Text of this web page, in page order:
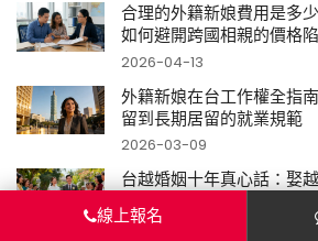
合理的外籍新娘費用是多
如何避開跨國相親的價格
2026-04-13
外籍新娘在台工作權全指
留到長期居留的就業規範
2026-03-09
台越婚姻十年真心話：娶
2026-02-04
線上報名